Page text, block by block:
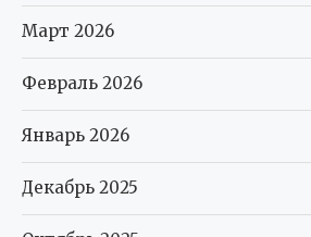
Март 2026
Февраль 2026
Январь 2026
Декабрь 2025